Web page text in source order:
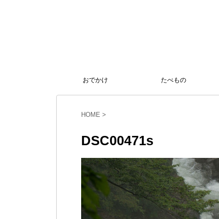
おでかけ たべもの
HOME >
DSC00471s